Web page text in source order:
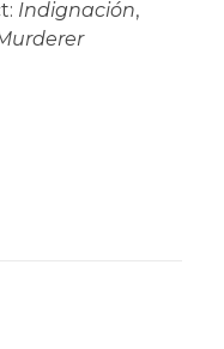
Indignación,